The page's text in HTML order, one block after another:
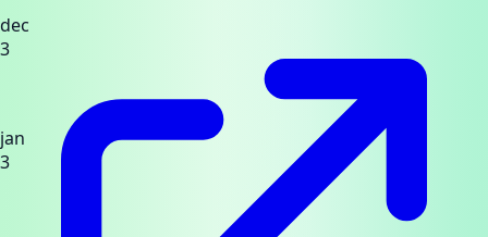
dec
3
jan
3